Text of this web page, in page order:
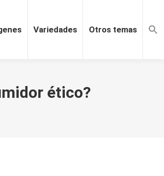
Variedades Otros temas
ético?